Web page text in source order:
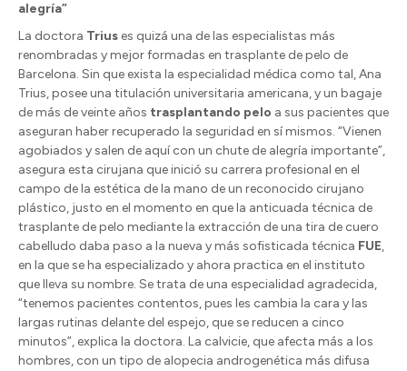
alegría”
La doctora Trius es quizá una de las especialistas más
renombradas y mejor formadas en trasplante de pelo de
Barcelona. Sin que exista la especialidad médica como tal, Ana
Trius, posee una titulación universitaria americana, y un bagaje
de más de veinte años trasplantando pelo a sus pacientes que
aseguran haber recuperado la seguridad en sí mismos. “Vienen
agobiados y salen de aquí con un chute de alegría importante”,
asegura esta cirujana que inició su carrera profesional en el
campo de la estética de la mano de un reconocido cirujano
plástico, justo en el momento en que la anticuada técnica de
trasplante de pelo mediante la extracción de una tira de cuero
cabelludo daba paso a la nueva y más sofisticada técnica FUE,
en la que se ha especializado y ahora practica en el instituto
que lleva su nombre. Se trata de una especialidad agradecida,
“tenemos pacientes contentos, pues les cambia la cara y las
largas rutinas delante del espejo, que se reducen a cinco
minutos”, explica la doctora. La calvicie, que afecta más a los
hombres, con un tipo de alopecia androgenética más difusa